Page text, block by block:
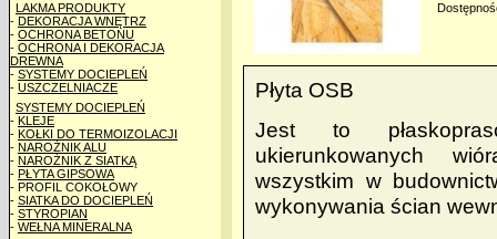
LAKMA PRODUKTY
- DEKORACJA WNĘTRZ
- OCHRONA BETONU
- OCHRONA I DEKORACJA
DREWNA
- SYSTEMY DOCIEPLEŃ
- USZCZELNIACZE
SYSTEMY DOCIEPLEŃ
- KLEJE
- KOŁKI DO TERMOIZOLACJI
- NAROŻNIK ALU
- NAROŻNIK Z SIATKĄ
- PŁYTA GIPSOWA
- PROFIL COKOŁOWY
- SIATKA DO DOCIEPLEŃ
- STYROPIAN
- WEŁNA MINERALNA
Płyta OSB
Jest to
ukierunkowanych
wszystkim w
wykonywania ścian